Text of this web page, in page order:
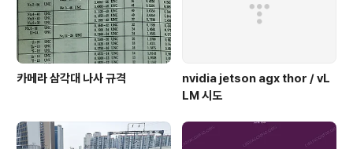
카메라 삼각대 나사 규격
nvidia jetson agx thor / vL
LM 시도